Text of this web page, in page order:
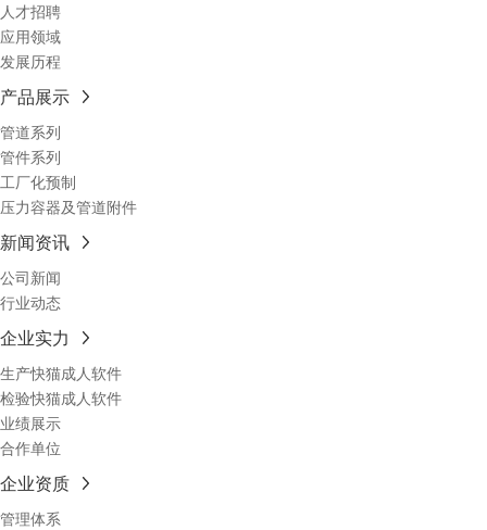
人才招聘
应用领域
发展历程
产品展示
管道系列
管件系列
工厂化预制
压力容器及管道附件
新闻资讯
公司新闻
行业动态
企业实力
生产快猫成人软件
检验快猫成人软件
业绩展示
合作单位
企业资质
管理体系